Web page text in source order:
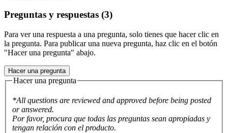
Preguntas y respuestas (3)
Para ver una respuesta a una pregunta, solo tienes que hacer clic en
la pregunta. Para publicar una nueva pregunta, haz clic en el botón
"Hacer una pregunta" abajo.
Hacer una pregunta
Hacer una pregunta
*All questions are reviewed and approved before being posted
or answered.
Por favor, procura que todas las preguntas sean apropiadas y
tengan relación con el producto.